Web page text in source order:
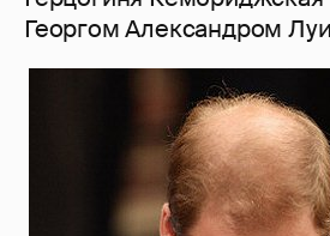
Георгом Александром Луи